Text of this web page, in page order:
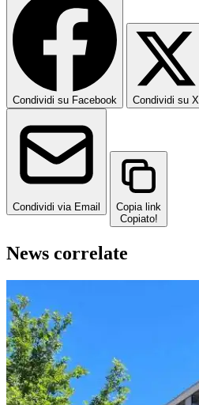
Condividi su Facebook Condividi su X
Condividi via Email
Copia link
Copiato!
News correlate